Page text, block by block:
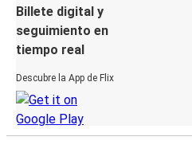
Billete digital y
seguimiento en
tiempo real
Descubre la App de Flix